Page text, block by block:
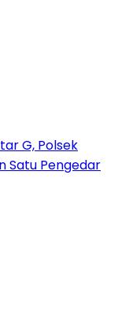
G, Polsek
Satu Pengedar